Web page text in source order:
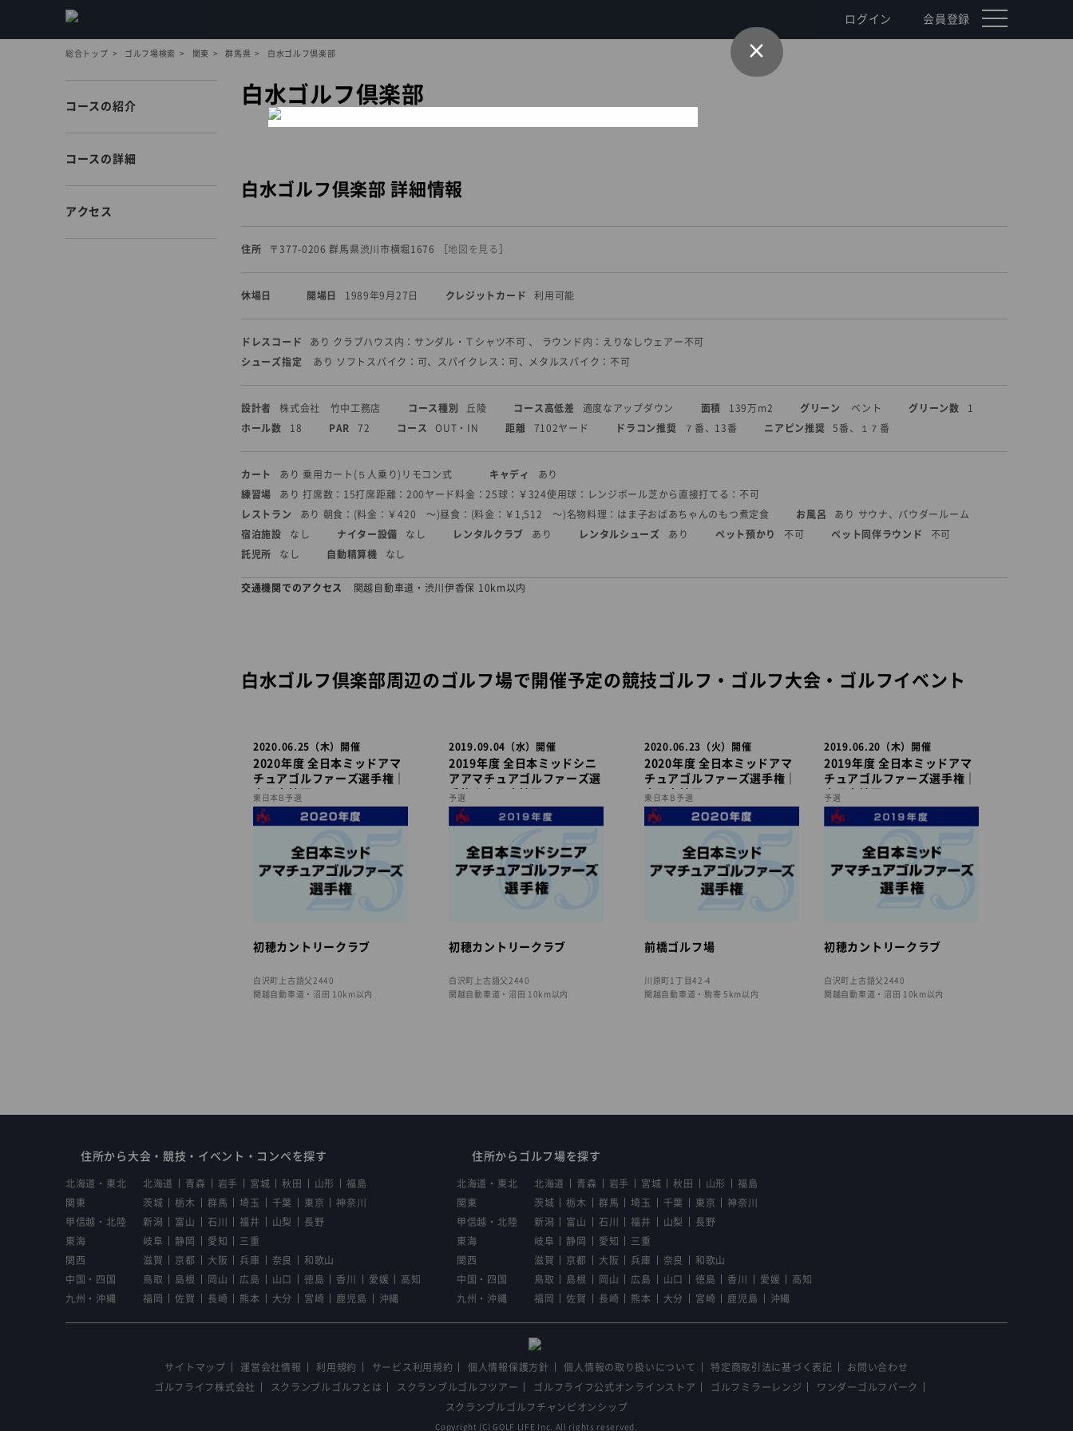
ログイン 会員登録
toggle
×
総合トップ ゴルフ場検索 関東 群馬県 白水ゴルフ倶楽部
白水ゴルフ倶楽部
白水ゴルフ倶楽部 詳細情報
住所 〒377-0206 群馬県渋川市横堀1676 ［地図を見る
休場日 開場日 1989年9月27日 クレジットカード 利用可能
ドレスコード あり クラブハウス内：サンダル・Ｔシャツ不可 、 ラウンド内：えりなしウェアー不可
シューズ指定 あり ソフトスパイク：可、スパイクレス：可、メタルスパイク：不可
設計者 株式会社 竹中工務店 コース種別 丘陵 コース高低差 適度なアップダウン 面積 139万m2 グリーン ベント グリーン数 1
ホール数 18 PAR 72 コース OUT・IN 距離 7102ヤード ドラコン推奨 ７番、13番 ニアピン推奨 5番、１７番
カート あり 乗用カート(５人乗り) リモコン式 キャディ あり
練習場 あり 打席数：15打席距離：200ヤード料金：25球：￥324使用球：レンジボール 芝から直接打てる：不可
レストラン あり 朝食：(料金：￥420 〜)昼食：(料金：￥1,512 〜)名物料理：はま子おばあちゃんのもつ煮定食 お風呂 あり サウナ、パウダールーム
宿泊施設 なし ナイター設備 なし レンタルクラブ あり レンタルシューズ あり ペット預かり 不可 ペット同伴ラウンド 不可
託児所 なし 自動精算機 なし
交通機関でのアクセス 関越自動車道・渋川伊香保 10km以内
白水ゴルフ倶楽部周辺のゴルフ場で開催予定の競技ゴルフ・ゴルフ大会・ゴルフイベント
2020.06.25（木）開催
2020年度 全日本ミッドアマ
チュアゴルファーズ選手権｜
東日本地区
東日本B予選
初穂カントリークラブ
白沢町上古語父2440
関越自動車道・沼田 10km以内
2019.09.04（水）開催
2019年度 全日本ミッドシニ
アアマチュアゴルファーズ選
手権｜東日本地区
予選
初穂カントリークラブ
白沢町上古語父2440
関越自動車道・沼田 10km以内
2020.06.23（火）開催
2020年度 全日本ミッドアマ
チュアゴルファーズ選手権｜
東日本地区
東日本B予選
前橋ゴルフ場
川原町1丁目42-4
関越自動車道・駒寄 5km以内
2019.06.20（木）開催
2019年度 全日本ミッドアマ
チュアゴルファーズ選手権｜
東日本地区
予選
初穂カントリークラブ
白沢町上古語父2440
関越自動車道・沼田 10km以内
コースの紹介
コースの詳細
アクセス
住所から大会・競技・イベント・コンペを探す
北海道・東北 北海道 青森 岩手 宮城 秋田 山形
福島
関東
茨城 栃木 群馬 埼玉 千葉 東京
神奈川
甲信越・北陸
新潟 富山 石川 福井 山梨
長野
東海
岐阜 静岡 愛知
三重
関西
滋賀 京都 大阪 兵庫 奈良
和歌山
中国・四国
鳥取 島根 岡山 広島 山口 徳島 香川 愛媛
高知
九州・沖縄
福岡 佐賀 長崎 熊本 大分 宮崎 鹿児島 沖縄
住所からゴルフ場を探す
北海道・東北 北海道 青森 岩手 宮城 秋田 山形
福島
関東
茨城 栃木 群馬 埼玉 千葉 東京
神奈川
甲信越・北陸
新潟 富山 石川 福井 山梨
長野
東海
岐阜 静岡 愛知
三重
関西
滋賀 京都 大阪 兵庫 奈良
和歌山
中国・四国
鳥取 島根 岡山 広島 山口 徳島 香川 愛媛
高知
九州・沖縄
福岡 佐賀 長崎 熊本 大分 宮崎 鹿児島 沖縄
サイトマップ 運営会社情報 利用規約 サービス利用規約 個人情報保護方針 個人情報の取り扱いについて 特定商取引法に基づく表記 お問い合わせ
ゴルフライフ株式会社 スクランブルゴルフとは スクランブルゴルフツアー ゴルフライフ公式オンラインストア ゴルフミラーレンジ ワンダーゴルフパーク
スクランブルゴルフチャンピオンシップ
Copyright (C) GOLF LIFE Inc. All rights reserved.